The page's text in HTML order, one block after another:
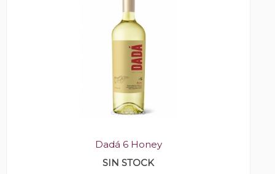
Dadá 6 Honey
SIN STOCK